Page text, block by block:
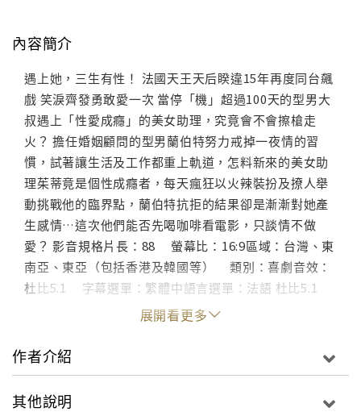
內容簡介
遇上她，三生有性！ 法國天王天后睽違15年再度同台飆
戲 笑淚齊發勇敢愛一次 當停「機」超過100天的型男大
叔遇上「性愛成癮」的美女助理，究竟會不會擦槍走
火？ 擔任婚姻顧問的型男蘭伯特努力戒掉一夜情的習
慣，試著讓生活及工作都重上軌道，怎料新來的美女助
理茱蒂竟是個性成癮者，每天瘋狂以火辣裝扮及撩人舉
動挑戰他的臨界點，蘭伯特抗拒的結果卻是漸漸對她產
生感情…這次他們能否先喝咖啡看電影，只談情不做
愛？ 影音規格片長：88 螢幕比：16:9區域：台灣、東
南亞、東亞（包括香港及韓國等） 類別：喜劇音效：
杜比5.1 字幕選單：繁體中語言選單：法語 杜比5.1
展開看更多
作者介紹
其他說明